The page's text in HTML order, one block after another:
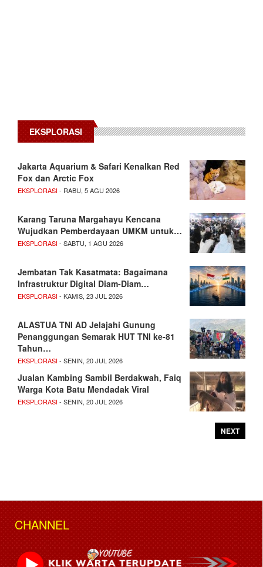
EKSPLORASI
Jakarta Aquarium & Safari Kenalkan Red
Fox dan Arctic Fox
EKSPLORASI- RABU, 5 AGU 2026
Karang Taruna Margahayu Kencana
Wujudkan Pemberdayaan UMKM untuk…
EKSPLORASI- SABTU, 1 AGU 2026
Jembatan Tak Kasatmata: Bagaimana
Infrastruktur Digital Diam-Diam…
EKSPLORASI- KAMIS, 23 JUL 2026
ALASTUA TNI AD Jelajahi Gunung
Penanggungan Semarak HUT TNI ke-81
Tahun…
EKSPLORASI- SENIN, 20 JUL 2026
Jualan Kambing Sambil Berdakwah, Faiq
Warga Kota Batu Mendadak Viral
EKSPLORASI- SENIN, 20 JUL 2026
NEXT
CHANNEL